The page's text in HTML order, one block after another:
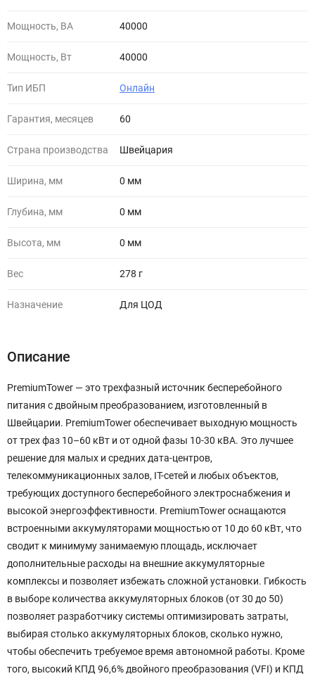
Мощность, ВА 40000
Мощность, Вт 40000
Тип ИБП Онлайн
Гарантия, месяцев 60
Страна производства Швейцария
Ширина, мм 0 мм
Глубина, мм 0 мм
Высота, мм 0 мм
Вес 278 г
Назначение Для ЦОД
Описание
PremiumTower — это трехфазный источник бесперебойного
питания с двойным преобразованием, изготовленный в
Швейцарии. PremiumTower обеспечивает выходную мощность
от трех фаз 10–60 кВт и от одной фазы 10-30 кВА. Это лучшее
решение для малых и средних дата-центров,
телекоммуникационных залов, IT-сетей и любых объектов,
требующих доступного бесперебойного электроснабжения и
высокой энергоэффективности. PremiumTower оснащаются
встроенными аккумуляторами мощностью от 10 до 60 кВт, что
сводит к минимуму занимаемую площадь, исключает
дополнительные расходы на внешние аккумуляторные
комплексы и позволяет избежать сложной установки. Гибкость
в выборе количества аккумуляторных блоков (от 30 до 50)
позволяет разработчику системы оптимизировать затраты,
выбирая столько аккумуляторных блоков, сколько нужно,
чтобы обеспечить требуемое время автономной работы. Кроме
того, высокий КПД 96,6% двойного преобразования (VFI) и КПД